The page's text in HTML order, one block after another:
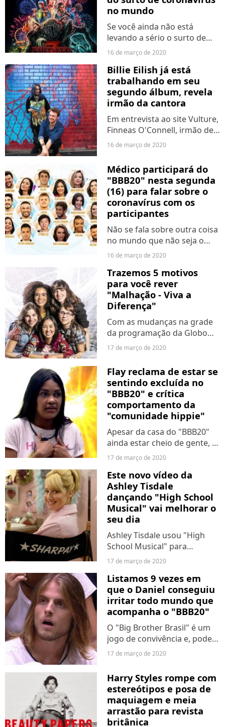
no mundo
Se você ainda não está
levando a sério o surto de
coronavírus que está
acontecendo no mundo
todo, é melhor começar a
tratar esse assunto com mais
seriedade. A situação já está
tão...
16 de março de 2020
Billie Eilish já está
trabalhando em seu
segundo álbum, revela
irmão da cantora
Em entrevista ao site Vulture,
Finneas O'Connell, irmão de
Billie Eilish, revelou que a
cantora já iniciou os
preparativos do segundo
álbum. Assim como no
primeiro, Finneas segue
trabalhando...
16 de março de 2020
Médico participará do
"BBB20" nesta segunda
(16) para falar sobre o
coronavírus com os
participantes
Não se fala sobre outra coisa
no mundo que não seja o
coronavírus - e com razão.
No entanto, os participantes
do "BBB20" não fazem nem
ideia do que está
acontecendo. Afinal,
quando...
16 de março de 2020
Trazemos 5 motivos
para você rever
"Malhação - Viva a
Diferença"
Com as mudanças na grade
da programação da Globo
devido ao surto de
coronavírus, "Malhação - Viva
a Diferença" retorna para as
telinhas na faixa das 17h30 a
partir de abril. Uma vez...
17 de março de 2020
Flay reclama de estar se
sentindo excluída no
"BBB20" e crítica
comportamento da
"comunidade hippie"
Apesar da casa do "BBB20"
ainda estar cheio de gente, a
convivência dentro da casa
não anda tão tranquila.
Flayslane, que viu a maioria
dos seus amigos sendo
eliminados ao longo da...
17 de março de 2020
Este novo vídeo da
Ashley Tisdale
dançando "High School
Musical" vai melhorar o
seu dia
Ashley Tisdale usou "High
School Musical" para
conscientizar os fãs neste
período de surto do
coronavírus. Em um vídeo
postado nas redes sociais,
nossa eterna Sharpay Evans
aparece...
17 de março de 2020
Listamos 9 vezes em
que o Daniel conseguiu
irritar todo mundo que
acompanha o "BBB20"
O "Big Brother Brasil" é um
jogo de convivência e, pode
não parecer, mas manter
uma relação boa com
pessoas que você nunca viu
na vida não é nada fácil.
Afinal, somos criados de
formas...
17 de março de 2020
Harry Styles rompe com
estereótipos e posa de
maquiagem e meia
arrastão para revista
britânica